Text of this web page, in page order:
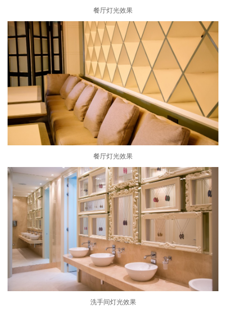
餐厅灯光效果
餐厅灯光效果
洗手间灯光效果